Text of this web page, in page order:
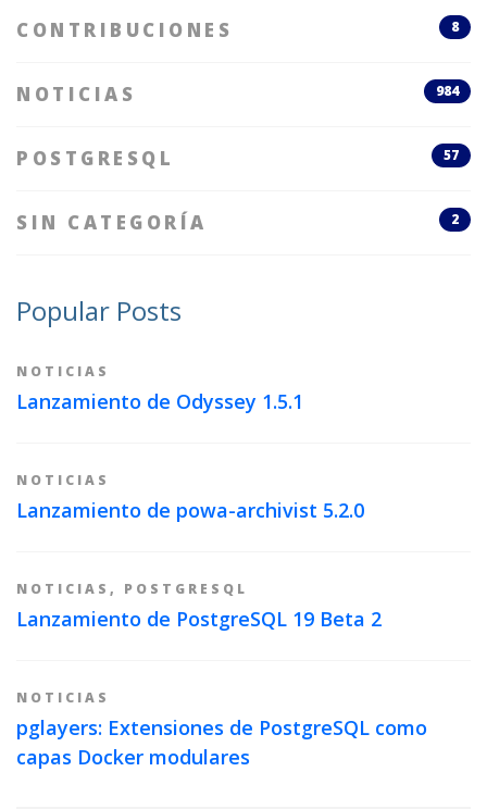
CONTRIBUCIONES 8
NOTICIAS 984
POSTGRESQL 57
SIN CATEGORÍA 2
Popular Posts
NOTICIAS
Lanzamiento de Odyssey 1.5.1
NOTICIAS
Lanzamiento de powa-archivist 5.2.0
NOTICIAS , POSTGRESQL
Lanzamiento de PostgreSQL 19 Beta 2
NOTICIAS
pglayers: Extensiones de PostgreSQL como
capas Docker modulares